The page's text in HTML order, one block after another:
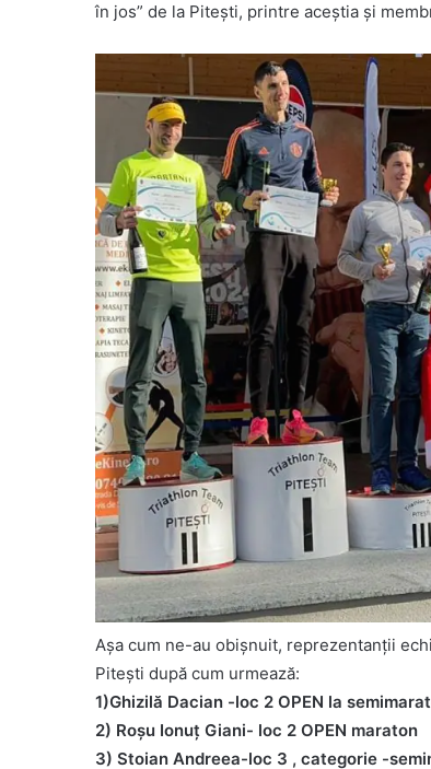
în jos” de la Pitești, printre aceștia și
Așa cum ne-au obișnuit, reprezentanții
Pitești după cum urmează:
1)Ghizilă Dacian -loc 2 OPEN la
2) Roșu Ionuț Giani- loc 2 OPEN maraton
3) Stoian Andreea-loc 3 , categorie -